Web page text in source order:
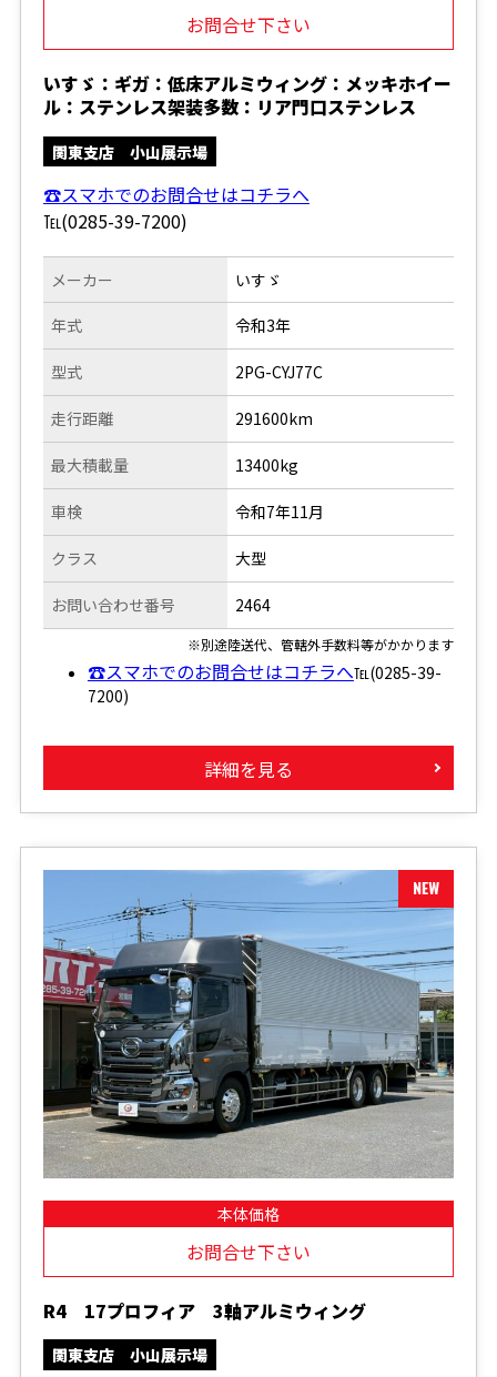
お問合せ下さい
いすゞ：ギガ：低床アルミウィング：メッキホイー
ル：ステンレス架装多数：リア門口ステンレス
関東支店 小山展示場
☎スマホでのお問合せはコチラへ
℡(0285-39-7200)
メーカー
年式
型式
走行距離
いすゞ
令和3年
2PG-CYJ77C
291600km
最大積載量
車検
クラス
お問い合わせ番号
13400kg
令和7年11月
大型
2464
※別途陸送代、管轄外手数料等がかかります
☎スマホでのお問合せはコチラへ℡(0285-39-
7200)
詳細を見る
本体価格
お問合せ下さい
R4 17プロフィア 3軸アルミウィング
関東支店 小山展示場